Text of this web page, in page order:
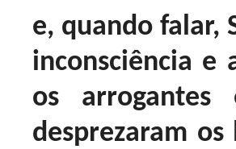
e, quando falar,
inconsciência e
os arrogantes
desprezaram